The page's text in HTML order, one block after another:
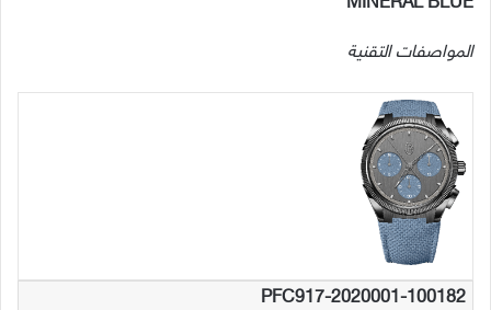
المواصفات التقنية
PFC917-2020001-100182